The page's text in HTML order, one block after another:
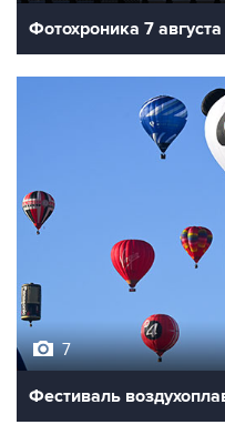
Фотохроника 7 августа
7
Фестиваль